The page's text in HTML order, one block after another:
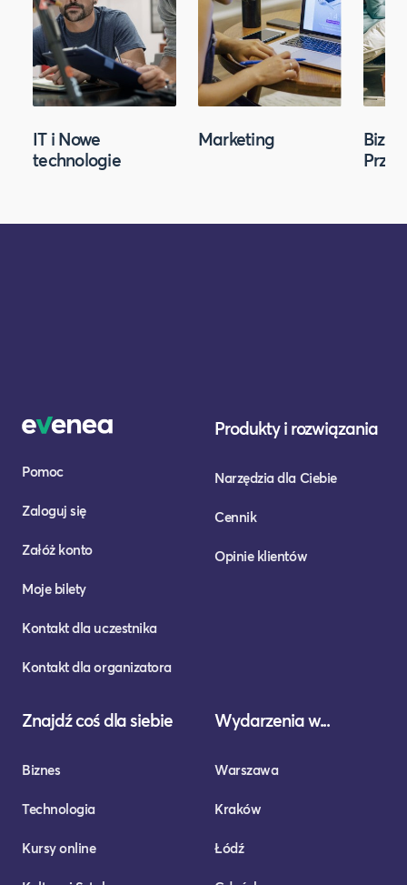
IT i Nowe
technologie
Marketing
Pomoc
Zaloguj się
Załóż konto
Moje bilety
Kontakt dla uczestnika
Kontakt dla organizatora
Produkty i rozwiązania
Narzędzia dla Ciebie
Cennik
Opinie klientów
Znajdź coś dla siebie
Biznes
Technologia
Kursy online
Wydarzenia w...
Warszawa
Kraków
Łódź